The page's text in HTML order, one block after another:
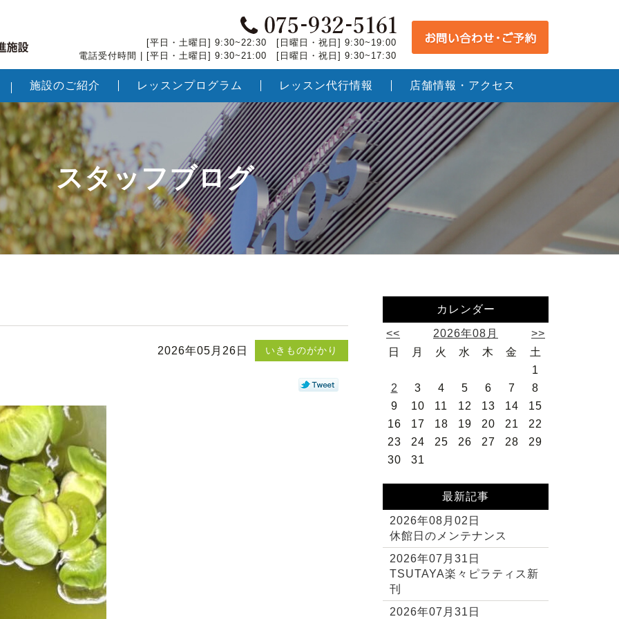
[平日・土曜日] 9:30~22:30 [日曜日・祝日] 9:30~19:00
電話受付時間 | [平日・土曜日] 9:30~21:00 [日曜日・祝日] 9:30~17:30
施設のご紹介 レッスンプログラム レッスン代行情報 店舗情報・アクセス
スタッフブログ
いきものがかり
2026年05月26日
カレンダー
<< 2026年08月
>>
日
月 火 水 木 金
土
1
2
3 4 5 6 7
8
9
10 11 12 13 14
15
16
17 18 19 20 21
22
23
24 25 26 27 28
29
30
31
最新記事
2026年08月02日
休館日のメンテナンス
2026年07月31日
TSUTAYA楽々ピラティス新
刊
2026年07月31日